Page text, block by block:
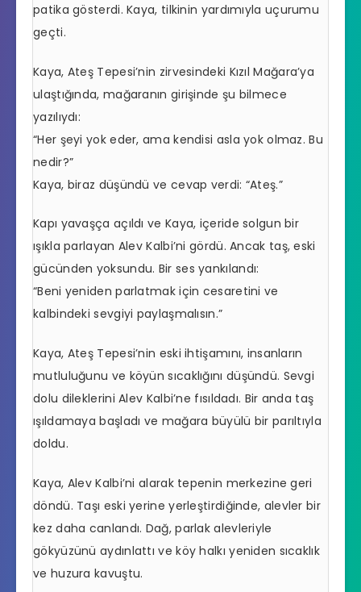
patika gösterdi. Kaya, tilkinin yardımıyla uçurumu
geçti.
Kaya, Ateş Tepesi’nin zirvesindeki Kızıl Mağara’ya
ulaştığında, mağaranın girişinde şu bilmece
yazılıydı:
“Her şeyi yok eder, ama kendisi asla yok olmaz. Bu
nedir?”
Kaya, biraz düşündü ve cevap verdi: “Ateş.”
Kapı yavaşça açıldı ve Kaya, içeride solgun bir
ışıkla parlayan Alev Kalbi’ni gördü. Ancak taş, eski
gücünden yoksundu. Bir ses yankılandı:
“Beni yeniden parlatmak için cesaretini ve
kalbindeki sevgiyi paylaşmalısın.”
Kaya, Ateş Tepesi’nin eski ihtişamını, insanların
mutluluğunu ve köyün sıcaklığını düşündü. Sevgi
dolu dileklerini Alev Kalbi’ne fısıldadı. Bir anda taş
ışıldamaya başladı ve mağara büyülü bir parıltıyla
doldu.
Kaya, Alev Kalbi’ni alarak tepenin merkezine geri
döndü. Taşı eski yerine yerleştirdiğinde, alevler bir
kez daha canlandı. Dağ, parlak alevleriyle
gökyüzünü aydınlattı ve köy halkı yeniden sıcaklık
ve huzura kavuştu.